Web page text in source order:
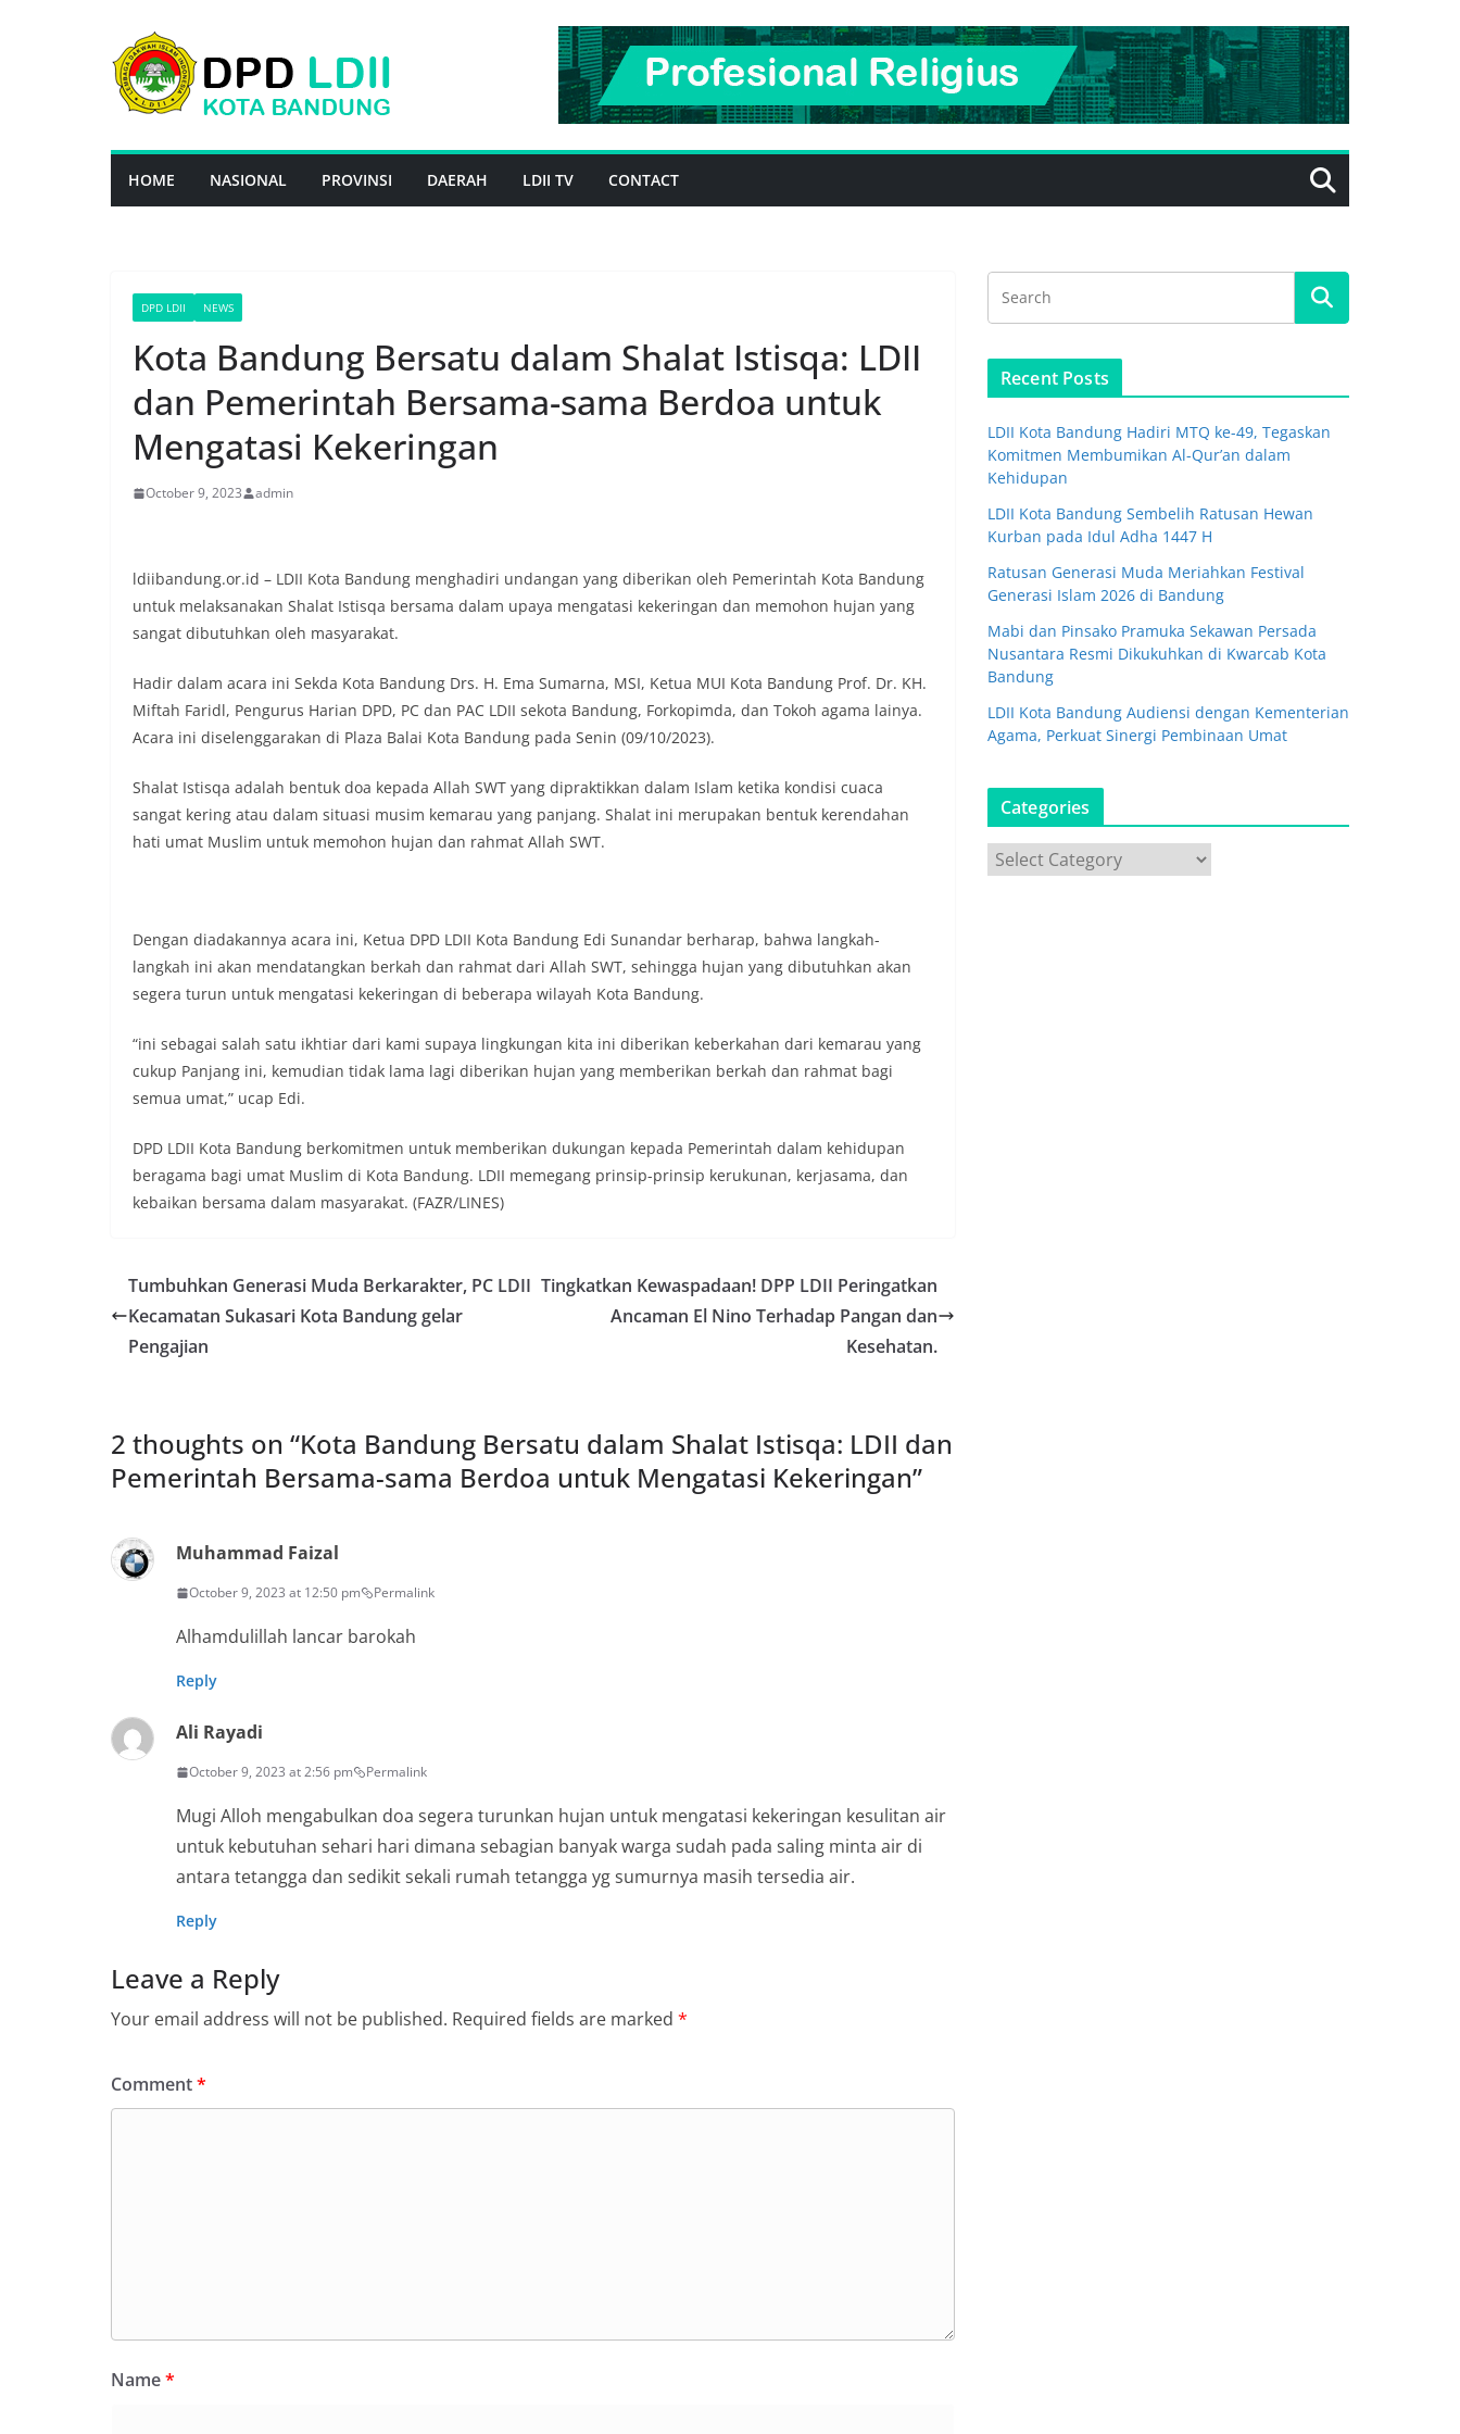
HOME NASIONAL PROVINSI DAERAH LDII TV CONTACT
DPD LDII NEWS
Kota Bandung Bersatu dalam Shalat Istisqa: LDII
dan Pemerintah Bersama-sama Berdoa untuk
Mengatasi Kekeringan
October 9, 2023 admin
ldiibandung.or.id – LDII Kota Bandung menghadiri undangan yang diberikan oleh Pemerintah Kota Bandung
untuk melaksanakan Shalat Istisqa bersama dalam upaya mengatasi kekeringan dan memohon hujan yang
sangat dibutuhkan oleh masyarakat.
Hadir dalam acara ini Sekda Kota Bandung Drs. H. Ema Sumarna, MSI, Ketua MUI Kota Bandung Prof. Dr. KH.
Miftah Faridl, Pengurus Harian DPD, PC dan PAC LDII sekota Bandung, Forkopimda, dan Tokoh agama lainya.
Acara ini diselenggarakan di Plaza Balai Kota Bandung pada Senin (09/10/2023).
Shalat Istisqa adalah bentuk doa kepada Allah SWT yang dipraktikkan dalam Islam ketika kondisi cuaca
sangat kering atau dalam situasi musim kemarau yang panjang. Shalat ini merupakan bentuk kerendahan
hati umat Muslim untuk memohon hujan dan rahmat Allah SWT.
Dengan diadakannya acara ini, Ketua DPD LDII Kota Bandung Edi Sunandar berharap, bahwa langkah-
langkah ini akan mendatangkan berkah dan rahmat dari Allah SWT, sehingga hujan yang dibutuhkan akan
segera turun untuk mengatasi kekeringan di beberapa wilayah Kota Bandung.
“ini sebagai salah satu ikhtiar dari kami supaya lingkungan kita ini diberikan keberkahan dari kemarau yang
cukup Panjang ini, kemudian tidak lama lagi diberikan hujan yang memberikan berkah dan rahmat bagi
semua umat,” ucap Edi.
DPD LDII Kota Bandung berkomitmen untuk memberikan dukungan kepada Pemerintah dalam kehidupan
beragama bagi umat Muslim di Kota Bandung. LDII memegang prinsip-prinsip kerukunan, kerjasama, dan
kebaikan bersama dalam masyarakat. (FAZR/LINES)
Tumbuhkan Generasi Muda Berkarakter, PC LDII
Kecamatan Sukasari Kota Bandung gelar
Pengajian
Tingkatkan Kewaspadaan! DPP LDII Peringatkan
Ancaman El Nino Terhadap Pangan dan
Kesehatan.
2 thoughts on “Kota Bandung Bersatu dalam Shalat Istisqa: LDII dan
Pemerintah Bersama-sama Berdoa untuk Mengatasi Kekeringan”
Muhammad Faizal
October 9, 2023 at 12:50 pm Permalink
Alhamdulillah lancar barokah
Reply
Ali Rayadi
October 9, 2023 at 2:56 pm Permalink
Mugi Alloh mengabulkan doa segera turunkan hujan untuk mengatasi kekeringan kesulitan air
untuk kebutuhan sehari hari dimana sebagian banyak warga sudah pada saling minta air di
antara tetangga dan sedikit sekali rumah tetangga yg sumurnya masih tersedia air.
Reply
Leave a Reply
Your email address will not be published. Required fields are marked *
Comment*
Name*
Recent Posts
LDII Kota Bandung Hadiri MTQ ke-49, Tegaskan
Komitmen Membumikan Al-Qur’an dalam
Kehidupan
LDII Kota Bandung Sembelih Ratusan Hewan
Kurban pada Idul Adha 1447 H
Ratusan Generasi Muda Meriahkan Festival
Generasi Islam 2026 di Bandung
Mabi dan Pinsako Pramuka Sekawan Persada
Nusantara Resmi Dikukuhkan di Kwarcab Kota
Bandung
LDII Kota Bandung Audiensi dengan Kementerian
Agama, Perkuat Sinergi Pembinaan Umat
Categories
a